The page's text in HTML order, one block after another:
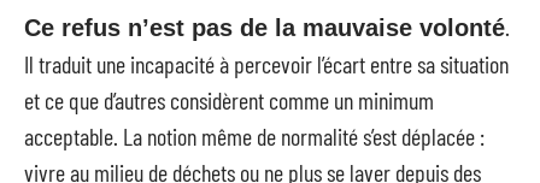
Ce refus n’est pas de la mauvaise volonté
Il traduit une incapacité à percevoir l’écart entre sa situation
et ce que d’autres considèrent comme un minimum
acceptable. La notion même de normalité s’est déplacée :
vivre au milieu de déchets ou ne plus se laver depuis des